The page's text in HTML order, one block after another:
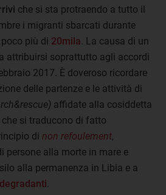
che si sta protraendo a tutto il
i migranti sbarcati durante
più di 20mila . La causa di un
attribuirsi soprattutto agli accordi
2017. È doveroso ricordare
delle partenze e le attività di
affidate alla cosiddetta
si traducono di fatto
di non refoulement,
persone alla morte in mare e
alla permanenza in Libia e a